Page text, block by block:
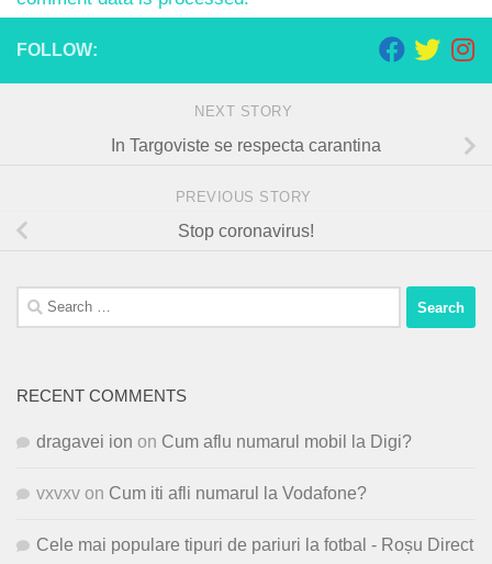
FOLLOW:
NEXT STORY
In Targoviste se respecta carantina
PREVIOUS STORY
Stop coronavirus!
Search
for:
RECENT COMMENTS
dragavei ion on Cum aflu numarul mobil la Digi?
vxvxv on Cum iti afli numarul la Vodafone?
Cele mai populare tipuri de pariuri la fotbal - Roșu Direct